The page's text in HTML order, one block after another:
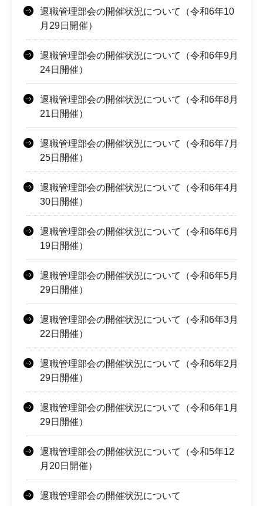
退職管理部会の開催状況について（令和6年10
月29日開催）
退職管理部会の開催状況について（令和6年9月
24日開催）
退職管理部会の開催状況について（令和6年8月
21日開催）
退職管理部会の開催状況について（令和6年7月
25日開催）
退職管理部会の開催状況について（令和6年4月
30日開催）
退職管理部会の開催状況について（令和6年6月
19日開催）
退職管理部会の開催状況について（令和6年5月
29日開催）
退職管理部会の開催状況について（令和6年3月
22日開催）
退職管理部会の開催状況について（令和6年2月
29日開催）
退職管理部会の開催状況について（令和6年1月
29日開催）
退職管理部会の開催状況について（令和5年12
月20日開催）
退職管理部会の開催状況について